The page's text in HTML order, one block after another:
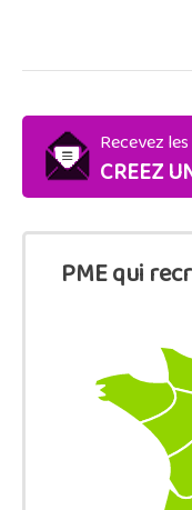
Recevez
CREEZ
PME qui